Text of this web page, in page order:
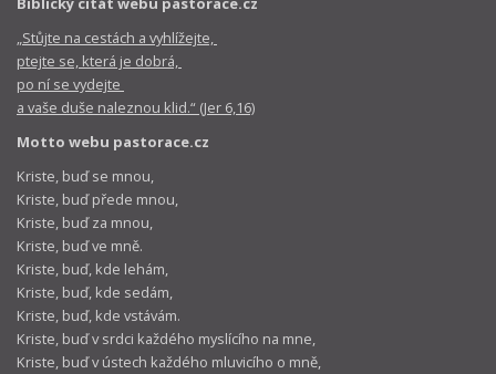
„Stůjte na cestách a vyhlížejte,
ptejte se, která je dobrá,
po ní se vydejte
a vaše duše naleznou klid.“ (Jer 6,16)
Motto webu pastorace.cz
Kriste, buď se mnou,
Kriste, buď přede mnou,
Kriste, buď za mnou,
Kriste, buď ve mně.
Kriste, buď, kde lehám,
Kriste, buď, kde sedám,
Kriste, buď, kde vstávám.
Kriste, buď v srdci každého myslícího na mne,
Kriste, buď v ústech každého mluvicího o mně,